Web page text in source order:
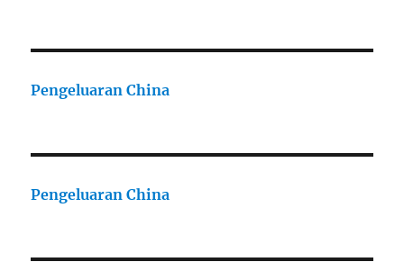
Pengeluaran China
Pengeluaran China